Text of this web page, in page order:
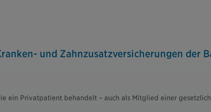
und Zahnzusatzver­sicherungen der
ein Privatpatient behandelt – auch als Mitglied einer